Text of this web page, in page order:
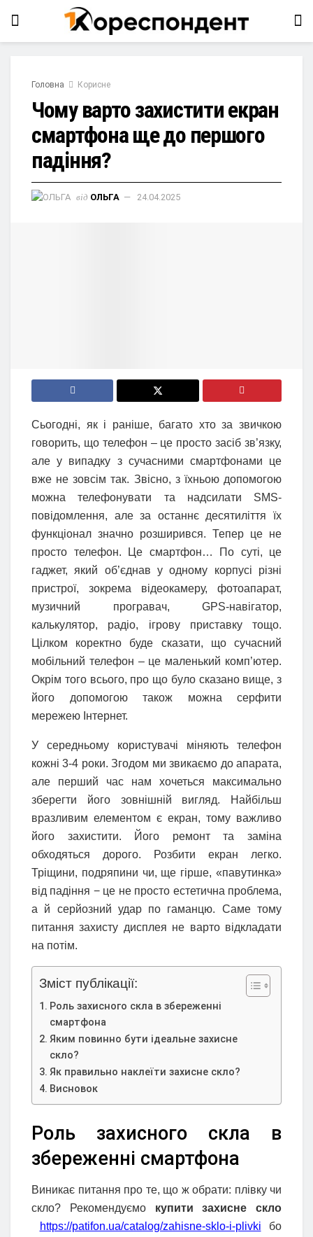
Головна Корисне
Чому варто захистити екран
смартфона ще до першого
падіння?
від ОЛЬГА 24.04.2025
Сьогодні, як і раніше, багато хто за звичкою
говорить, що телефон – це просто засіб зв’язку,
але у випадку з сучасними смартфонами це
вже не зовсім так. Звісно, з їхньою допомогою
можна телефонувати та надсилати SMS-
повідомлення, але за останнє десятиліття їх
функціонал значно розширився. Тепер це не
просто телефон. Це смартфон… По суті, це
гаджет, який об’єднав у одному корпусі різні
пристрої, зокрема відеокамеру, фотоапарат,
музичний програвач, GPS-навігатор,
калькулятор, радіо, ігрову приставку тощо.
Цілком коректно буде сказати, що сучасний
мобільний телефон – це маленький комп’ютер.
Окрім того всього, про що було сказано вище, з
його допомогою також можна серфити
мережею Інтернет.
У середньому користувачі міняють телефон
кожні 3-4 роки. Згодом ми звикаємо до апарата,
але перший час нам хочеться максимально
зберегти його зовнішній вигляд. Найбільш
вразливим елементом є екран, тому важливо
його захистити. Його ремонт та заміна
обходяться дорого. Розбити екран легко.
Тріщини, подряпини чи, ще гірше, «павутинка»
від падіння − це не просто естетична проблема,
а й серйозний удар по гаманцю. Саме тому
питання захисту дисплея не варто відкладати
на потім.
Зміст публікації:
Роль захисного скла в збереженні
смартфона
Яким повинно бути ідеальне захисне
скло?
Як правильно наклеїти захисне скло?
Висновок
Роль захисного скла в
збереженні смартфона
Виникає питання про те, що ж обрати: плівку чи
скло? Рекомендуємо купити захисне скло
https://patifon.ua/catalog/zahisne-sklo-i-plivki бо